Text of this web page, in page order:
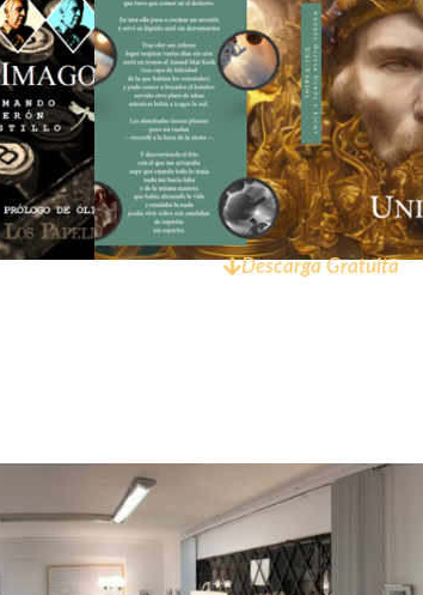
Descarga Gratuita